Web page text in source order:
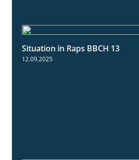
Situation in Raps BBCH 13
12.09.2025